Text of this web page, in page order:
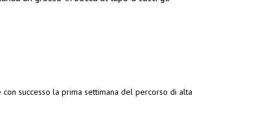
successo la prima settimana del percorso di alta